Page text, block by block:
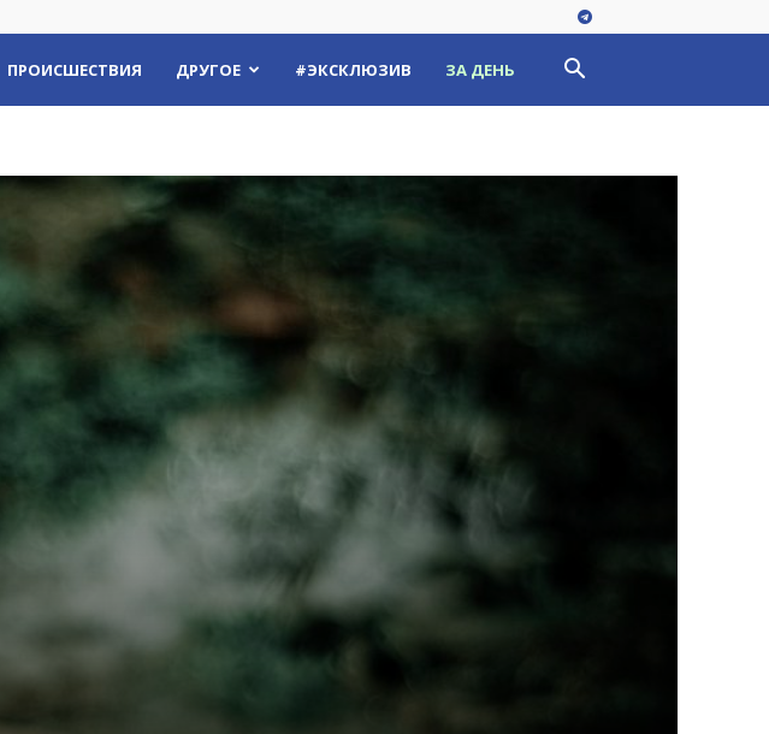
ПРОИСШЕСТВИЯ ДРУГОЕ #ЭКСКЛЮЗИВ ЗА ДЕНЬ